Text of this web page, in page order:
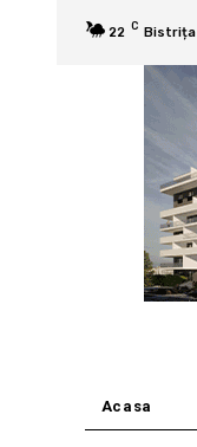
22 C Bistrița
Acasa